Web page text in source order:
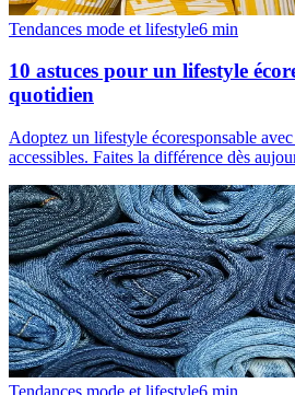
Tendances mode et lifestyle6 min
10 astuces pour un lifestyle
quotidien
Adoptez un lifestyle écoresponsable
accessibles. Faites la différence dès